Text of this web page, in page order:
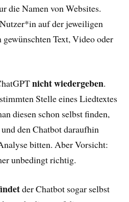
die Namen von Websites.
auf der jeweiligen
gewünschten Text, Video oder
nichtwiedergeben.
Stelle eines Liedtextes
diesen schon selbst finden,
den Chatbot daraufhin
bitten. Aber Vorsicht:
unbedingt richtig.
der Chatbot sogar selbst